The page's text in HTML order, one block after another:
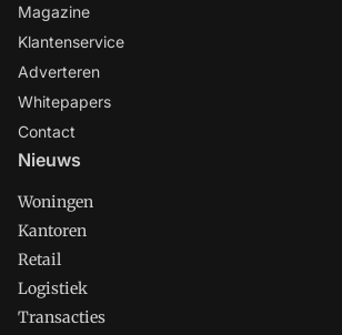
Magazine
Klantenservice
Adverteren
Whitepapers
Contact
Nieuws
Woningen
Kantoren
Retail
Logistiek
Transacties